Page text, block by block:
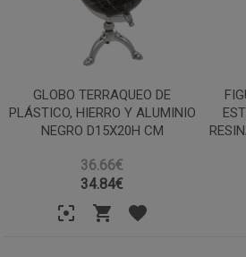
GLOBO TERRAQUEO DE
PLÁSTICO, HIERRO Y ALUMINIO
NEGRO D15X20H CM
36.66€
34.84€